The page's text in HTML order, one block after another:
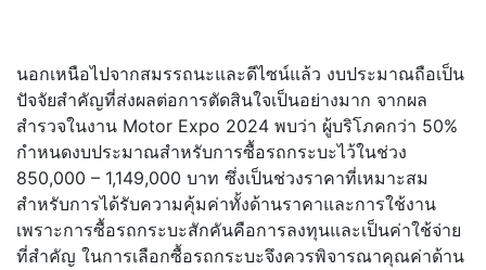
นอกเหนือไปจากสมรรถนะและดีไซน์แล้ว งบประมาณถือเป็น
ปัจจัยสำคัญที่ส่งผลต่อการตัดสินใจเป็นอย่างมาก จากผล
สำรวจในงาน Motor Expo 2024 พบว่า ผู้บริโภคกว่า 50%
กำหนดงบประมาณสำหรับการซื้อรถกระบะไว้ในช่วง
850,000 – 1,149,000 บาท ซึ่งเป็นช่วงราคาที่เหมาะสม
สำหรับการได้รับความคุ้มค่าทั้งด้านราคาและการใช้งาน
เพราะการซื้อรถกระบะสักคันคือการลงทุนและเป็นค่าใช้จ่าย
ที่สำคัญ ในการเลือกซื้อรถกระบะจึงควรพิจารณาคุณค่าด้าน